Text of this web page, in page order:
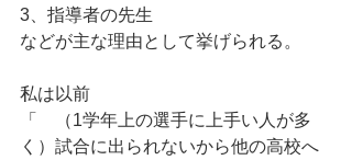
3、指導者の先生
などが主な理由として挙げられる。
私は以前
「　（1学年上の選手に上手い人が多
く）試合に出られないから他の高校へ